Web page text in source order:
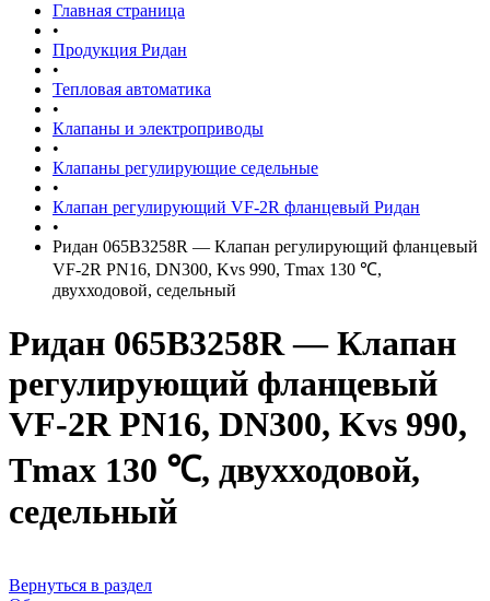
Главная страница
•
Продукция Ридан
•
Тепловая автоматика
•
Клапаны и электроприводы
•
Клапаны регулирующие седельные
•
Клапан регулирующий VF-2R фланцевый Ридан
•
Ридан 065B3258R — Клапан регулирующий фланцевый
VF-2R PN16, DN300, Kvs 990, Tmax 130 ℃,
двухходовой, седельный
Ридан 065B3258R — Клапан
регулирующий фланцевый
VF-2R PN16, DN300, Kvs 990,
Tmax 130 ℃, двухходовой,
седельный
Вернуться в раздел